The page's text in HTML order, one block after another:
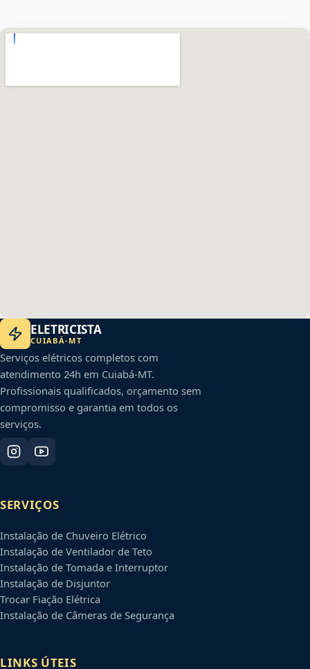
ELETRICISTA
CUIABÁ-MT
Serviços elétricos completos com
atendimento 24h em Cuiabá-MT.
Profissionais qualificados, orçamento sem
compromisso e garantia em todos os
serviços.
SERVIÇOS
Instalação de Chuveiro Elétrico
Instalação de Ventilador de Teto
Instalação de Tomada e Interruptor
Instalação de Disjuntor
Trocar Fiação Elétrica
Instalação de Câmeras de Segurança
LINKS ÚTEIS